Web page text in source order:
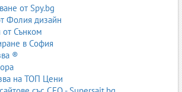
оборудване.
камиони
подемници;
ремаркета;
от Spy.bg
Фолия дизайн
Сънком
в София
®
на ТОП Цени